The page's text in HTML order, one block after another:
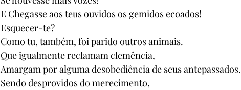
E Chegasse aos teus ouvidos os gemidos ecoados!
Esquecer-te?
Como tu, também, foi parido outros animais.
Que igualmente reclamam clemência,
Amargam por alguma desobediência de seus antepassados.
Sendo desprovidos do merecimento,